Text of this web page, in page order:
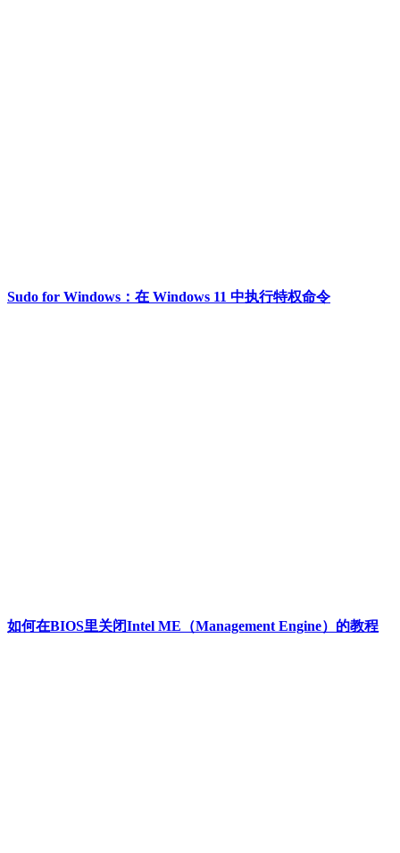
Sudo for Windows：在 Windows 11 中执行特权命令
如何在BIOS里关闭Intel ME（Management Engine）的教程